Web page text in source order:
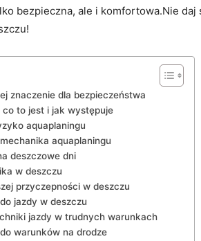
bezpieczna,⁣ ale ⁣i komfortowa.Nie
znaczenie dla bezpieczeństwa
⁣co to jest ‌i jak‌ występuje
‌aquaplaningu
aquaplaningu
deszczowe dni
⁢w deszczu
przyczepności w deszczu
jazdy w deszczu
​jazdy w trudnych warunkach
warunków‍ na drodze